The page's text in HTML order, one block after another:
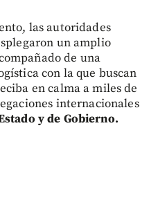
las autoridades
un amplio
de una
con la que buscan
en calma a miles de
internacionales
y de Gobierno.